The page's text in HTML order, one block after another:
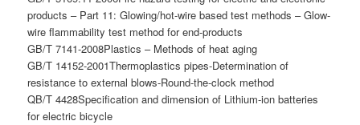
products – Part 11: Glowing/hot-wire based test methods – Glow-
wire flammability test method for end-products
GB/T 7141-2008Plastics – Methods of heat aging
GB/T 14152-2001Thermoplastics pipes-Determination of
resistance to external blows-Round-the-clock method
QB/T 4428Specification and dimension of Lithium-ion batteries
for electric bicycle